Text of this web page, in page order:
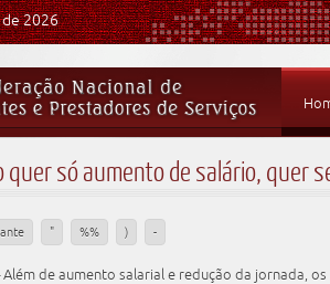
de 2026
quer só aumento de salário, quer
" %% ) -
Além de aumento salarial e redução da jornada,